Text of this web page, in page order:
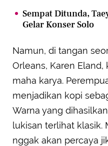
Sempat Ditunda,
Gelar Konser Solo
Namun, di tangan
Orleans, Karen
maha karya.
menjadikan kopi
Warna yang
lukisan terlihat klasik.
nggak akan percaya